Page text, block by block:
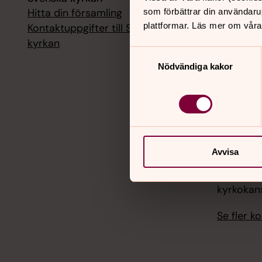
som förbättrar din
plattformar. Läs mer om
Nödvändiga kakor
Avvisa
Hitta din församling
Kontaktuppgifter till Svenska
kyrkan
Se fler